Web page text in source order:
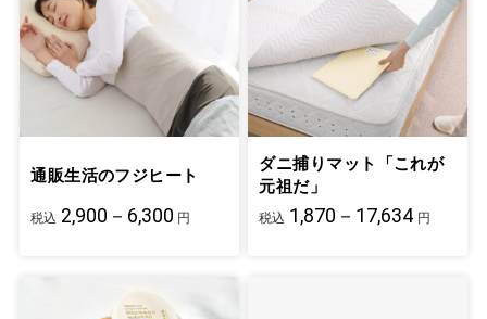
通販生活のフジヒート
税込 2,900－6,300 円
ダニ捕りマット「これが
元祖だ」
税込 1,870－17,634 円